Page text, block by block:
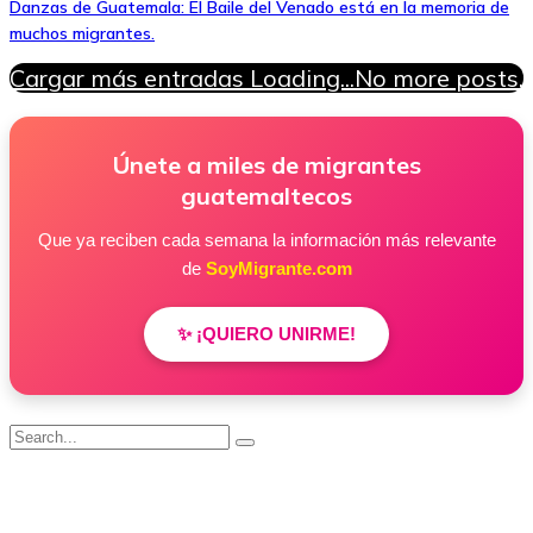
Danzas de Guatemala: El Baile del Venado está en la memoria de
muchos migrantes.
Cargar más entradas Loading...No more posts.
Únete a miles de migrantes
guatemaltecos
Que ya reciben cada semana la información más relevante
de SoyMigrante.com
✨ ¡QUIERO UNIRME!